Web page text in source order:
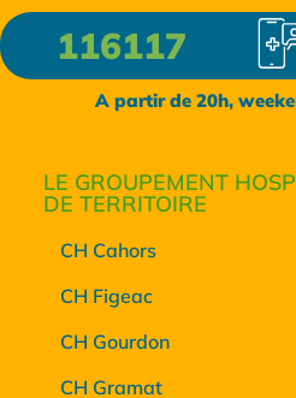
116117
A partir de 20h,
LE GROUPEMENT
DE TERRITOIRE
CH Cahors
CH Figeac
CH Gourdon
CH Gramat